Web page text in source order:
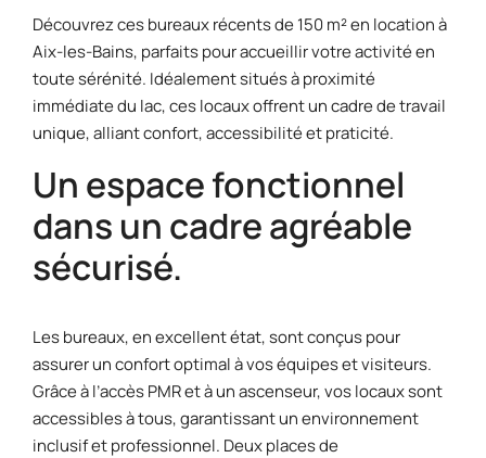
Découvrez ces bureaux récents de 150 m² en location à
Aix-les-Bains, parfaits pour accueillir votre activité en
toute sérénité. Idéalement situés à proximité
immédiate du lac, ces locaux offrent un cadre de travail
unique, alliant confort, accessibilité et praticité.
Un espace fonctionnel
dans un cadre agréable
sécurisé.
Les bureaux, en excellent état, sont conçus pour
assurer un confort optimal à vos équipes et visiteurs.
Grâce à l’accès PMR et à un ascenseur, vos locaux sont
accessibles à tous, garantissant un environnement
inclusif et professionnel. Deux places de